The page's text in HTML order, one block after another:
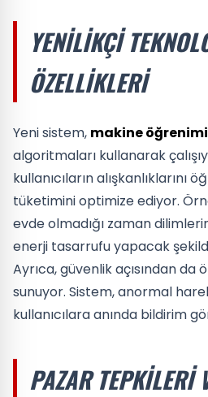
YENILIKÇI
ÖZELLIKLERI
Yeni sistem, makine öğrenimi
algoritmaları kullanarak
kullanıcıların alışkanlıklarını
tüketimini optimize ediyor.
evde olmadığı zaman
enerji tasarrufu yapacak
Ayrıca, güvenlik açısından da
sunuyor. Sistem, anormal
kullanıcılara anında bildirim
PAZAR TEPKILERI